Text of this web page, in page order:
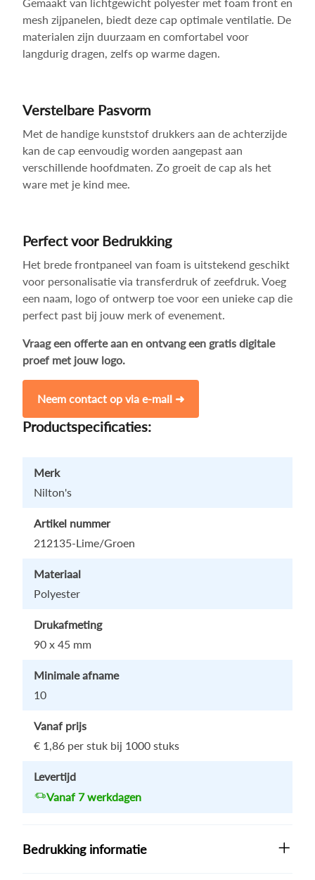
mesh zijpanelen, biedt deze cap optimale ventilatie. De
materialen zijn duurzaam en comfortabel voor
langdurig dragen, zelfs op warme dagen.
Verstelbare Pasvorm
Met de handige kunststof drukkers aan de achterzijde
kan de cap eenvoudig worden aangepast aan
verschillende hoofdmaten. Zo groeit de cap als het
ware met je kind mee.
Perfect voor Bedrukking
Het brede frontpaneel van foam is uitstekend geschikt
voor personalisatie via transferdruk of zeefdruk. Voeg
een naam, logo of ontwerp toe voor een unieke cap die
perfect past bij jouw merk of evenement.
Vraag een offerte aan en ontvang een gratis digitale
proef met jouw logo.
Neem contact op via e-mail ➜
Productspecificaties:
Merk
Nilton's
Artikel nummer
212135-Lime/Groen
Materiaal
Polyester
Drukafmeting
90 x 45 mm
Minimale afname
10
Vanaf prijs
€ 1,86 per stuk bij 1000 stuks
Levertijd
Vanaf 7 werkdagen
Bedrukking informatie